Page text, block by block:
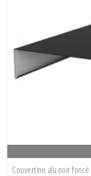
Couvertine alu noir foncé